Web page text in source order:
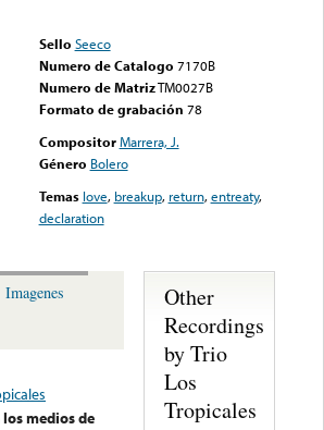
Sello Seeco
Numero de Catalogo 7170B
Numero de MatrizTM0027B
Formato de grabación 78
Compositor Marrera, J.
Género Bolero
Temas love, breakup, return,entreaty,
declaration
Imagenes
medios de
Other
Recordings
by Trio
Los
Tropicales